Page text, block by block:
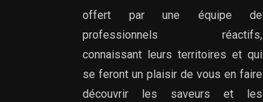
offert par une équipe de
professionnels réactifs,
connaissant leurs territoires et qui
se feront un plaisir de vous en faire
découvrir les saveurs et les